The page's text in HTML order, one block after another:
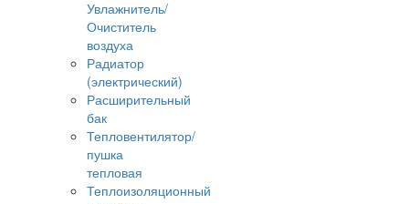
Увлажнитель/
Очиститель
воздуха
Радиатор
(электрический)
Расширительный
бак
Тепловентилятор/
пушка
тепловая
Теплоизоляционный